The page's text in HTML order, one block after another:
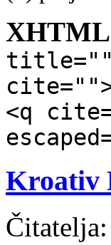
<q
Kroativ
Čitatelja: